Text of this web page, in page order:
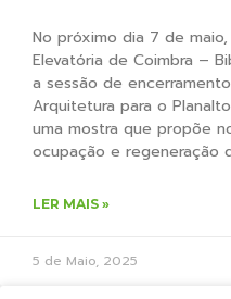
No próximo dia 7 de
Elevatória de Coimbra –
a sessão de
Arquitetura para o
uma mostra que propõe
ocupação e regeneração
LER MAIS »
5 de Maio, 2025